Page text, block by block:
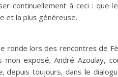
continuellement à ceci : que le
et la plus généreuse.
ronde lors des rencontres de
exposé, André Azoulay,
toujours, dans le